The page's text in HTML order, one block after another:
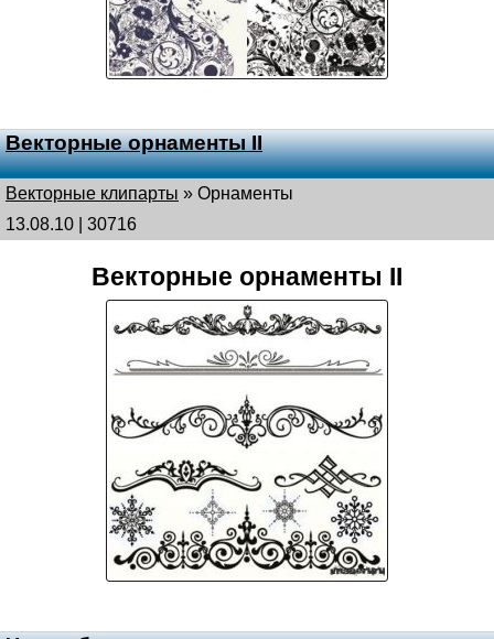
Векторные орнаменты II
Векторные клипарты » Орнаменты
13.08.10 | 30716
Векторные орнаменты II